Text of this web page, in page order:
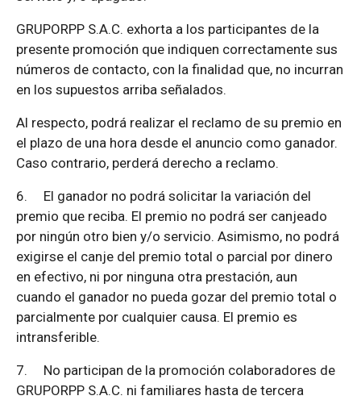
GRUPORPP S.A.C. exhorta a los participantes de la
presente promoción que indiquen correctamente sus
números de contacto, con la finalidad que, no incurran
en los supuestos arriba señalados.
Al respecto, podrá realizar el reclamo de su premio en
el plazo de una hora desde el anuncio como ganador.
Caso contrario, perderá derecho a reclamo.
6. El ganador no podrá solicitar la variación del
premio que reciba. El premio no podrá ser canjeado
por ningún otro bien y/o servicio. Asimismo, no podrá
exigirse el canje del premio total o parcial por dinero
en efectivo, ni por ninguna otra prestación, aun
cuando el ganador no pueda gozar del premio total o
parcialmente por cualquier causa. El premio es
intransferible.
7. No participan de la promoción colaboradores de
GRUPORPP S.A.C. ni familiares hasta de tercera